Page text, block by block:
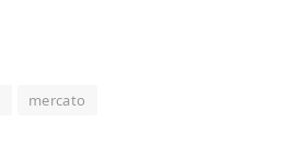
mercato